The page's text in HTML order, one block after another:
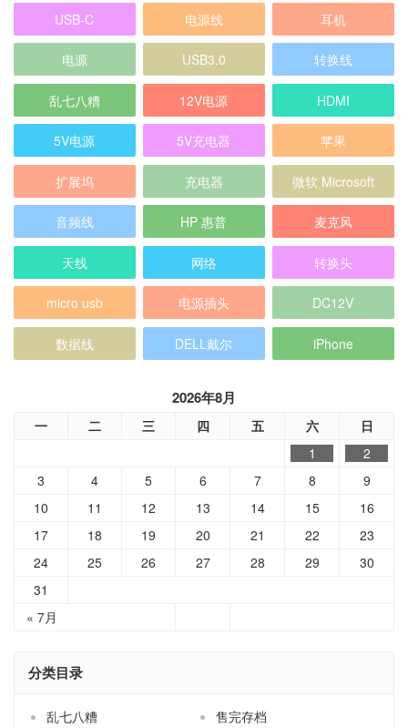
USB-C 电源线 耳机
电源 USB3.0 转换线
乱七八糟 12V电源 HDMI
5V电源 5V充电器 苹果
扩展坞 充电器 微软 Microsoft
音频线 HP 惠普 麦克风
天线 网络 转换头
micro usb 电源插头 DC12V
数据线 DELL戴尔 iPhone
2026年8月
一 二 三 四 五 六 日
« 7月
1
2
3
4 5 6 7 8
9
10
11 12 13 14 15
16
17
18 19 20 21 22
23
24
25 26 27 28 29
30
31
分类目录
乱七八糟 售完存档